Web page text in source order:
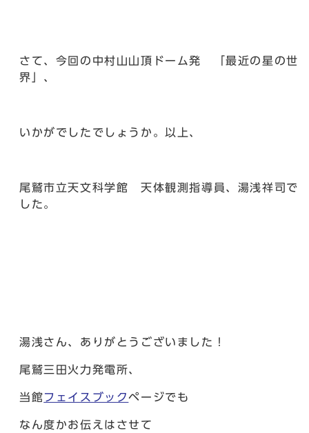
さて、今回の中村山山頂ドーム発 「最近の星の世
界」、
いかがでしたでしょうか。以上、
尾鷲市立天文科学館 天体観測指導員、湯浅祥司で
した。
湯浅さん、ありがとうございました！
尾鷲三田火力発電所、
当館フェイスブックページでも
なん度かお伝えはさせて